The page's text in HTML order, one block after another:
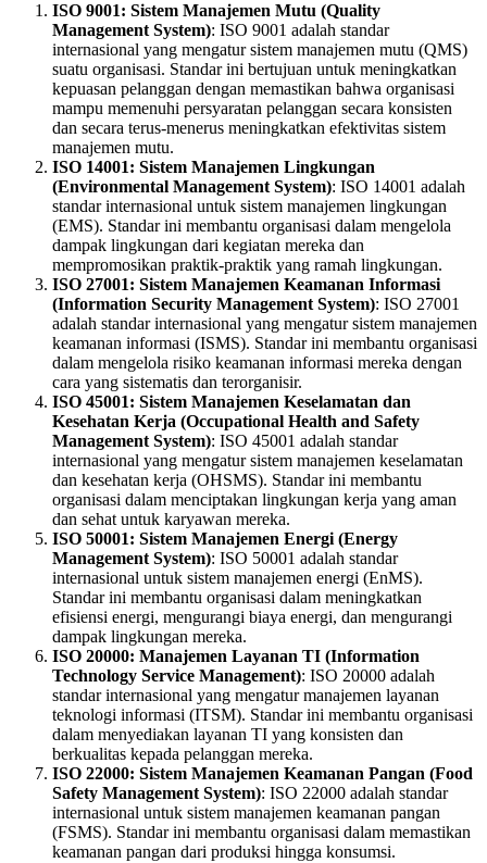
ISO 9001: Sistem Manajemen Mutu (Quality
Management System): ISO 9001 adalah standar
internasional yang mengatur sistem manajemen mutu (QMS)
suatu organisasi. Standar ini bertujuan untuk meningkatkan
kepuasan pelanggan dengan memastikan bahwa organisasi
mampu memenuhi persyaratan pelanggan secara konsisten
dan secara terus-menerus meningkatkan efektivitas sistem
manajemen mutu.
ISO 14001: Sistem Manajemen Lingkungan
(Environmental Management System): ISO 14001 adalah
standar internasional untuk sistem manajemen lingkungan
(EMS). Standar ini membantu organisasi dalam mengelola
dampak lingkungan dari kegiatan mereka dan
mempromosikan praktik-praktik yang ramah lingkungan.
ISO 27001: Sistem Manajemen Keamanan Informasi
(Information Security Management System): ISO 27001
adalah standar internasional yang mengatur sistem manajemen
keamanan informasi (ISMS). Standar ini membantu organisasi
dalam mengelola risiko keamanan informasi mereka dengan
cara yang sistematis dan terorganisir.
ISO 45001: Sistem Manajemen Keselamatan dan
Kesehatan Kerja (Occupational Health and Safety
Management System): ISO 45001 adalah standar
internasional yang mengatur sistem manajemen keselamatan
dan kesehatan kerja (OHSMS). Standar ini membantu
organisasi dalam menciptakan lingkungan kerja yang aman
dan sehat untuk karyawan mereka.
ISO 50001: Sistem Manajemen Energi (Energy
Management System): ISO 50001 adalah standar
internasional untuk sistem manajemen energi (EnMS).
Standar ini membantu organisasi dalam meningkatkan
efisiensi energi, mengurangi biaya energi, dan mengurangi
dampak lingkungan mereka.
ISO 20000: Manajemen Layanan TI (Information
Technology Service Management): ISO 20000 adalah
standar internasional yang mengatur manajemen layanan
teknologi informasi (ITSM). Standar ini membantu organisasi
dalam menyediakan layanan TI yang konsisten dan
berkualitas kepada pelanggan mereka.
ISO 22000: Sistem Manajemen Keamanan Pangan (Food
Safety Management System): ISO 22000 adalah standar
internasional untuk sistem manajemen keamanan pangan
(FSMS). Standar ini membantu organisasi dalam memastikan
keamanan pangan dari produksi hingga konsumsi.